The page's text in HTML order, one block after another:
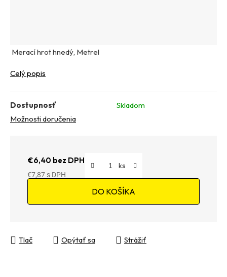
Merací hrot hnedý, Metrel
Celý popis
Dostupnosť
Skladom
Možnosti doručenia
€6,40 bez DPH
€7,87
DO KOŠÍKA
Tlač Opýtať sa Strážiť